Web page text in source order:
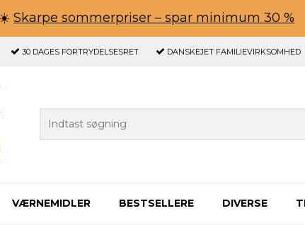
☀️ Skarpe sommerpriser – spar minimum 30 %
30 DAGES FORTRYDELSESRET DANSKEJET FAMILIEVIRKSOMHED
VÆRNEMIDLER BESTSELLERE DIVERSE